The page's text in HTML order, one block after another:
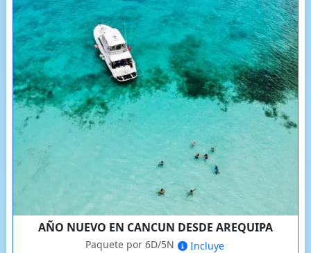
AÑO NUEVO EN CANCUN DESDE AREQUIPA
Paquete por 6D/5N
Incluye